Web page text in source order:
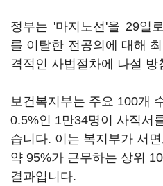
정부는 '마지노선'을 29일
를 이탈한 전공의에 대해
격적인 사법절차에 나설 방
보건복지부는 주요 100개
0.5%인 1만34명이 사직서
습니다. 이는 복지부가 서
약 95%가 근무하는 상위
결과입니다.